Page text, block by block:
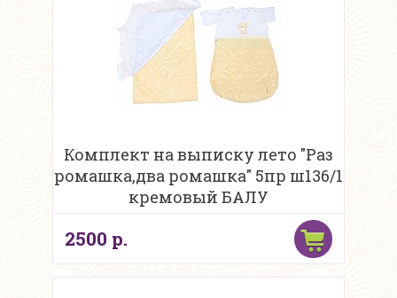
Комплект на выписку лето "Раз
ромашка,два ромашка" 5пр ш136/1
кремовый БАЛУ
2500 р.